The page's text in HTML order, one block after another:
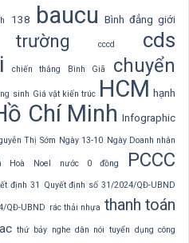
138 baucu Bình đẳng giới
cccd cds
chiến thắng Bình Giã
chuyển
sinh Giá vật kiến trúc HCM hạnh
Chí Minh Infographic
Thị Sớm Ngày 13-10 Ngày Doanh nhân
Hoà Noel nước 0 đồng PCCC
định 31 Quyết định số 31/2024/QĐ-UBND
QĐ-UBND rác thải nhựa thanh toán
thứ bảy nghe dân nói tuyển dụng công